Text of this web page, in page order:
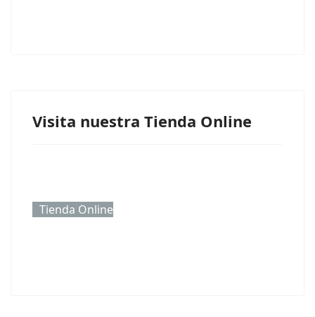
Visita nuestra Tienda Online
Tienda Online